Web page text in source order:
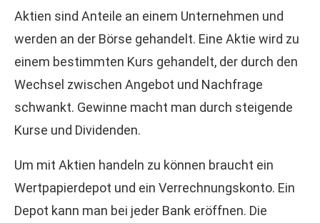
Aktien sind Anteile an einem Unternehmen und
werden an der Börse gehandelt. Eine Aktie wird zu
einem bestimmten Kurs gehandelt, der durch den
Wechsel zwischen Angebot und Nachfrage
schwankt. Gewinne macht man durch steigende
Kurse und Dividenden.
Um mit Aktien handeln zu können braucht ein
Wertpapierdepot und ein Verrechnungskonto. Ein
Depot kann man bei jeder Bank eröffnen. Die